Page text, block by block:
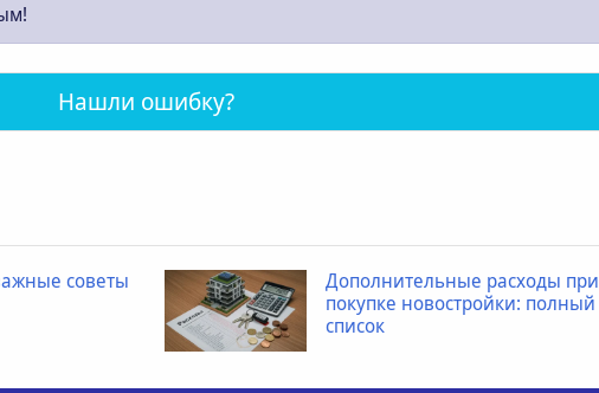
Нашли ошибку?
советы
Дополнительные расходы при
покупке новостройки: полный
список